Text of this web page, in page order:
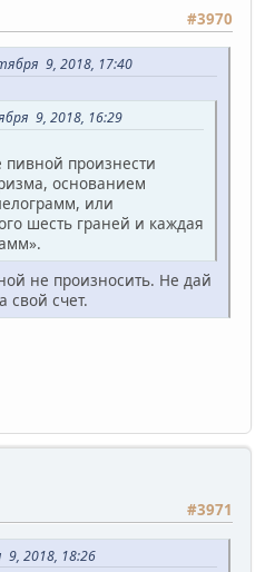
#3970
9, 2018, 17:40
9, 2018, 16:29
произнести
основанием
или
шесть граней и каждая
не произносить. Не дай
свой счет.
#3971
2018, 18:26